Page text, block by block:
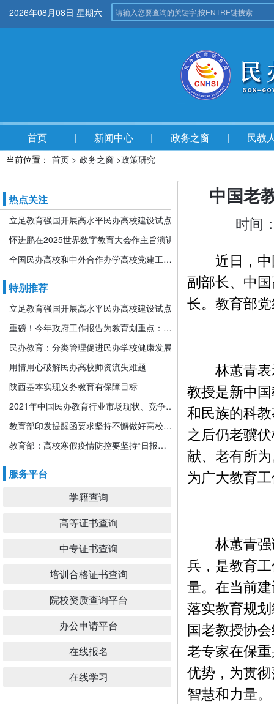
2026年08月08日 星期六
首页 新闻中心 政务之窗 民教
当前位置： 首页 > 政务之窗 >政策研究
热点关注
立足教育强国开展高水平民办高校建设试点
怀进鹏在2025世界数字教育大会作主旨演讲
全国民办高校和中外合作办学高校党建工作推进会暨引导规范民办教育发展年度会在京召开
特别推荐
立足教育强国开展高水平民办高校建设试点
重磅！今年政府工作报告为教育划重点：发展更加公平更高质量的教育！
民办教育：分类管理促进民办学校健康发展
用情用心破解民办高校师资流失难题
陕西基本实现义务教育有保障目标
2021年中国民办教育行业市场现状、竞争格局及发展前景分析 机构规模或将持续扩张
教育部印发提醒函要求坚持不懈做好高校寒假期间疫情防控工作
教育部：高校寒假疫情防控要坚持“日报告”“零报告”
服务平台
学籍查询
高等证书查询
中专证书查询
培训合格证书查询
院校资质查询平台
办公申请平台
在线报名
在线学习
中国老
时间
近日，中
副部长、中
长。教育部
林蕙青表
教授是新中
和民族的科
之后仍老骥
献、老有所
为广大教育
林蕙青强
兵，是教育
量。在当前
落实教育规
国老教授协
老专家在保
优势，为贯
智慧和力量。